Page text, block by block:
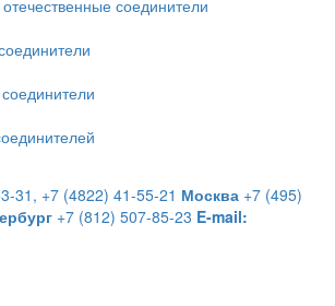
соединители
31, +7 (4822) 41-55-21 Москва +7 (495)
+7 (812) 507-85-23 E-mail: